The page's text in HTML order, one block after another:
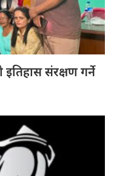
इतिहास संरक्षण गर्ने